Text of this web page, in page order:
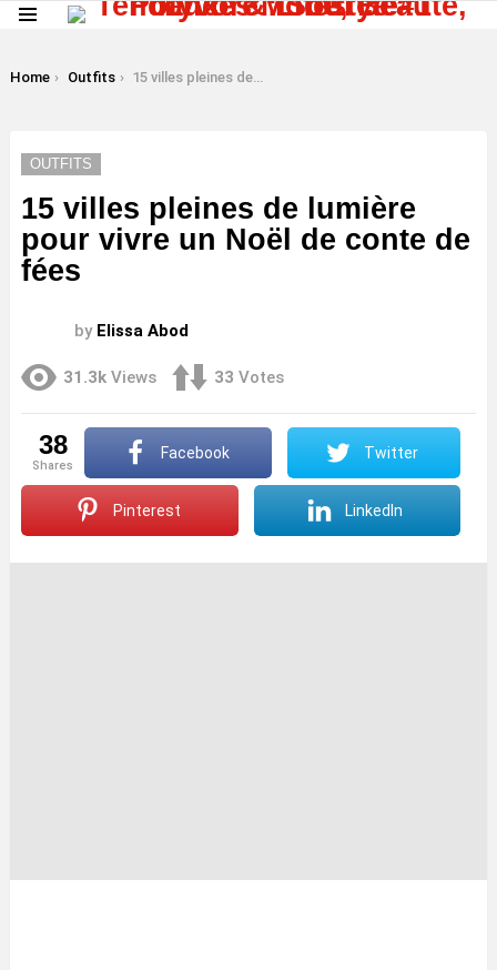
You are here:
Home Outfits 15 villes pleines de lumière pour vivre un Noël de conte de fées
OUTFITS
15 villes pleines de lumière
pour vivre un Noël de conte de
fées
by Elissa Abod
31.3k Views 33 Votes
38
shares
Facebook Twitter
Pinterest LinkedIn